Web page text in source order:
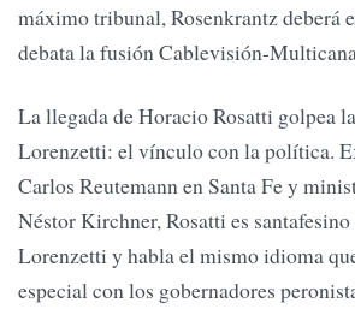
máximo tribunal, Rosenkrantz deberá
debata la fusión Cablevisión-
La llegada de Horacio Rosatti golpea
Lorenzetti: el vínculo con la política.
Carlos Reutemann en Santa Fe y
Néstor Kirchner, Rosatti es
Lorenzetti y habla el mismo idioma
especial con los gobernadores